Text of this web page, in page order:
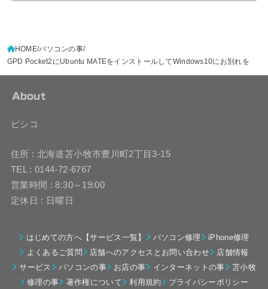
HOME パソコンの事
GPD Pocket2にUbuntu MATEをインストールしてWindows10にお別れを
About
ピシコ
住所 : 北海道苫小牧市豊川町2丁目3-15
TEL : 0144-72-6767
営業時間 : 8:30～19:00
定休日 : 日曜日
はじめての方へ【サービス一覧】 パソコン修理
iPhone修理
よくあるご質問
店舗へのアクセスとお問い合わせ
店舗情報
サービス
パソコンの事 お店の事 インターネットの事
苫小牧
修理の事
著作権について 利用規約 プライバシーポリシー